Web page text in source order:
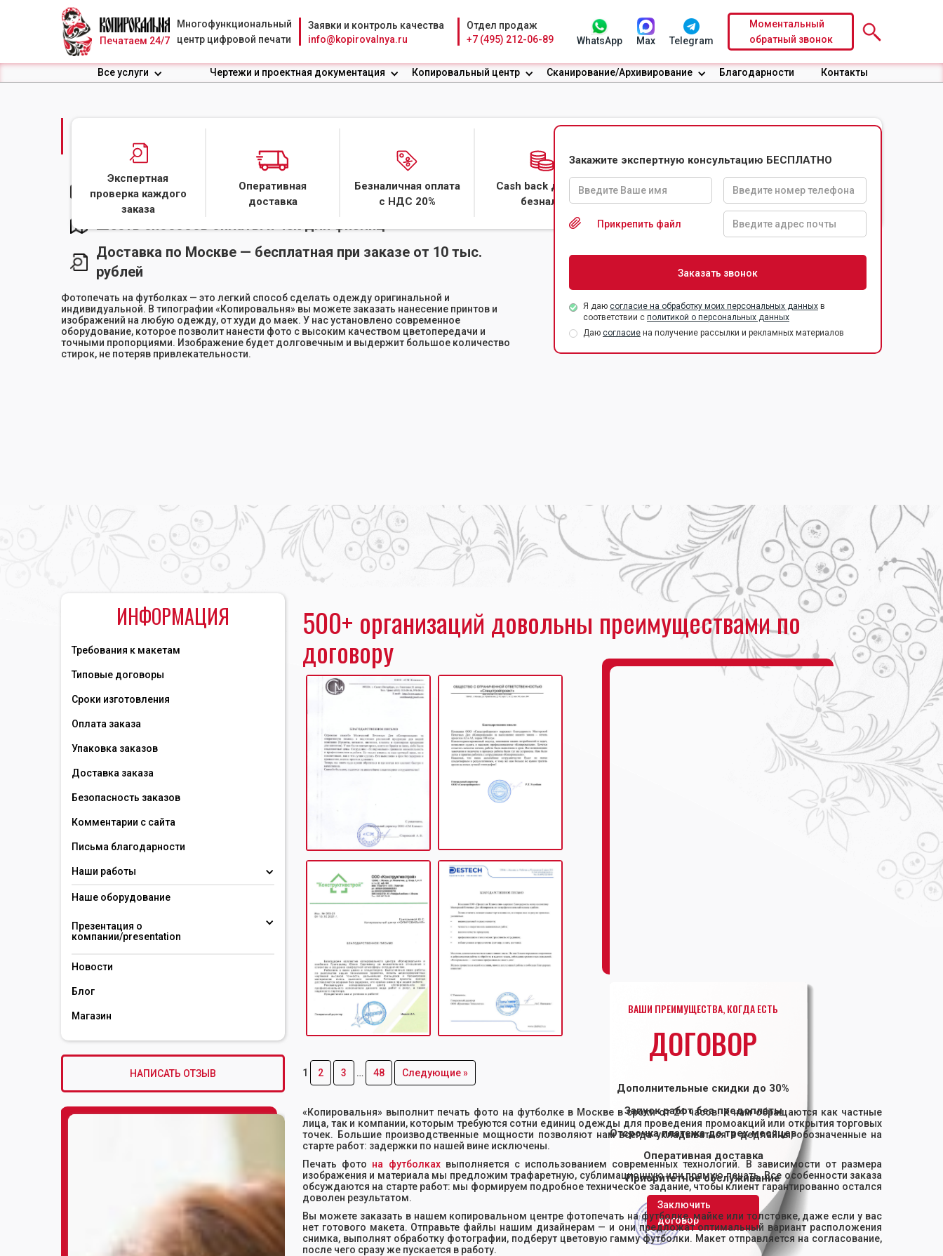
Печатаем 24/7
Многофункциональный
центр цифровой печати
Заявки и контроль качества
info@kopirovalnya.ru
Отдел продаж
+7 (495) 212-06-89
WhatsApp Max Telegram
Моментальный
обратный звонок
Все услуги Чертежи и проектная документация Копировальный центр Сканирование/Архивирование Благодарности Контакты
ФОТОПЕЧАТЬ НА ФУТБОЛКАХ
Выгода от объема
Шесть способов оплаты и чек для физлиц
Доставка по Москве — бесплатная при заказе от 10 тыс.
рублей
Фотопечать на футболках — это легкий способ сделать одежду оригинальной и
индивидуальной. В типографии «Копировальня» вы можете заказать нанесение принтов и
изображений на любую одежду, от худи до маек. У нас установлено современное
оборудование, которое позволит нанести фото с высоким качеством цветопередачи и
точными пропорциями. Изображение будет долговечным и выдержит большое количество
стирок, не потеряв привлекательности.
Экспертная
проверка каждого
заказа
Оперативная
доставка
Безналичная оплата
с НДС 20%
Cash back даже с
безнала
Безопасность
информации
Доверительные
условия по
договору
Закажите экспертную консультацию БЕСПЛАТНО
Прикрепить файл
Я даю согласие на обработку моих персональных данных в
соответствии с политикой о персональных данных
Даю согласие на получение рассылки и рекламных материалов
Печать фото • Фотопечать на футболках
ИНФОРМАЦИЯ
Требования к макетам
Типовые договоры
Сроки изготовления
Оплата заказа
Упаковка заказов
Доставка заказа
Безопасность заказов
Комментарии с сайта
Письма благодарности
Наши работы
Наше оборудование
Презентация о
компании/presentation
Новости
Блог
Магазин
НАПИСАТЬ ОТЗЫВ
500+ организаций довольны преимуществами по
договору
ВАШИ ПРЕИМУЩЕСТВА, КОГДА ЕСТЬ
ДОГОВОР
Дополнительные скидки до 30%
Запуск работ без предоплаты
Отсрочка платежа до трех месяцев
Оперативная доставка
Приоритетное обслуживание
Заключить
договор
1 2 3 … 48 Следующие »
«Копировальня» выполнит печать фото на футболке в Москве в сроки от 24 часов. К нам обращаются как частные
лица, так и компании, которым требуются сотни единиц одежды для проведения промоакций или открытия торговых
точек. Большие производственные мощности позволяют нам всегда укладываться в дедлайны, обозначенные на
старте работ: задержки по нашей вине исключены.
Печать фото на футболкахвыполняется с использованием современных технологий. В зависимости от размера
изображения и материала мы предложим трафаретную, сублимационную или прямую печать. Все особенности заказа
обсуждаются на старте работ: мы формируем подробное техническое задание, чтобы клиент гарантированно остался
доволен результатом.
Вы можете заказать в нашем копировальном центре фотопечать на футболке, майке или толстовке, даже если у вас
нет готового макета. Отправьте файлы нашим дизайнерам — и они предложат оптимальный вариант расположения
снимка, выполнят обработку фотографии, подберут цветовую гамму футболки. Макет отправляется на согласование,
после чего сразу же пускается в работу.